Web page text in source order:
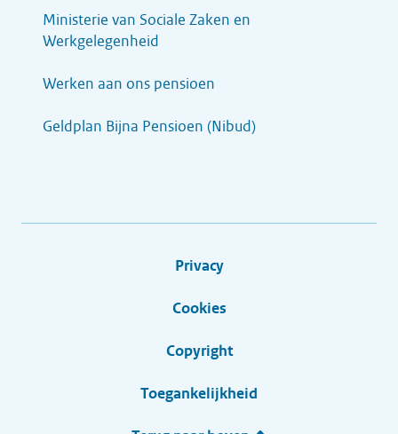
Ministerie van Sociale Zaken en
Werkgelegenheid
Werken aan ons pensioen
Geldplan Bijna Pensioen (Nibud)
Privacy
Cookies
Copyright
Toegankelijkheid